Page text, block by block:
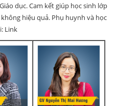
dục. Cam kết giúp học sinh lớp
hiệu quả. Phụ huynh và học
Link